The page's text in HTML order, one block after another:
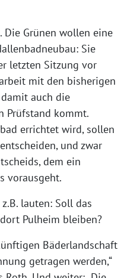
Die Grünen wollen eine
Sie
letzten Sitzung vor
mit den bisherigen
auch die
Prüfstand kommt.
errichtet wird, sollen
und zwar
dem ein
vorausgeht.
lauten: Soll das
Pulheim bleiben?
Bäderlandschaft
getragen werden,“